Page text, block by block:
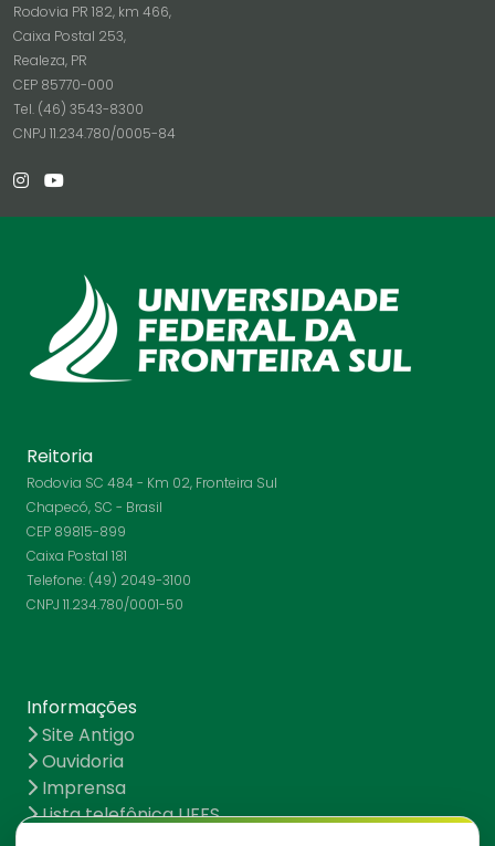
Rodovia PR 182, km 466,
Caixa Postal 253,
Realeza, PR
CEP 85770-000
Tel. (46) 3543-8300
CNPJ 11.234.780/0005-84
Reitoria
Rodovia SC 484 - Km 02, Fronteira Sul
Chapecó, SC - Brasil
CEP 89815-899
Caixa Postal 181
Telefone: (49) 2049-3100
CNPJ 11.234.780/0001-50
Informações
Site Antigo
Ouvidoria
Imprensa
Lista telefônica UFFS